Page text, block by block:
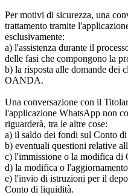
Per motivi di sicurezza, una
trattamento tramite
esclusivamente:
a) l'assistenza durante il
delle fasi che compongono la
b) la risposta alle domande dei
OANDA.
Una conversazione con il
l'applicazione WhatsApp non
riguarderà, tra le altre cose:
a) il saldo dei fondi sul Conto
b) eventuali questioni relative
c) l'immissione o la modifica di
d) la modifica o
e) l'invio di istruzioni per il
Conto di liquidità.